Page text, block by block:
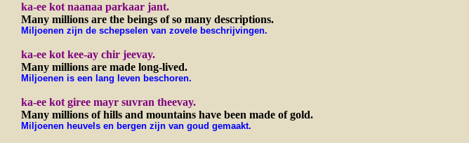
ka-ee kot naanaa parkaar jant.
Many millions are the beings of so many descriptions.
Miljoenen zijn de schepselen van zovele beschrijvingen.
ka-ee kot kee-ay chir jeevay.
Many millions are made long-lived.
Miljoenen is een lang leven beschoren.
ka-ee kot giree mayr suvran theevay.
Many millions of hills and mountains have been made of gold.
Miljoenen heuvels en bergen zijn van goud gemaakt.